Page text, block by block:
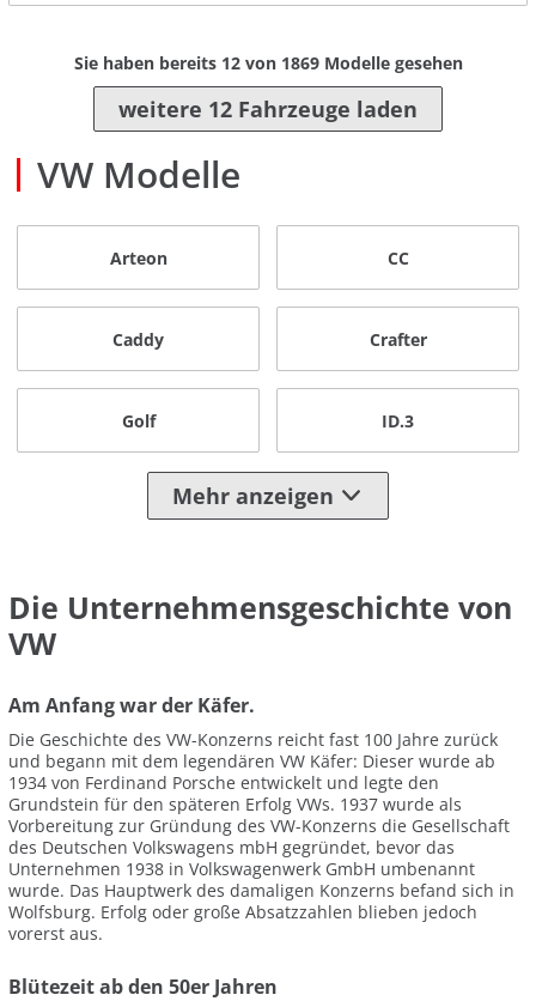
Sie haben bereits 12von 1869Modelle gesehen
weitere 12 Fahrzeuge laden
VW Modelle
Arteon CC
Caddy Crafter
Golf ID.3
Mehr anzeigen
Die Unternehmensgeschichte von
VW
Am Anfang war der Käfer.
Die Geschichte des VW-Konzerns reicht fast 100 Jahre zurück
und begann mit dem legendären VW Käfer: Dieser wurde ab
1934 von Ferdinand Porsche entwickelt und legte den
Grundstein für den späteren Erfolg VWs. 1937 wurde als
Vorbereitung zur Gründung des VW-Konzerns die Gesellschaft
des Deutschen Volkswagens mbH gegründet, bevor das
Unternehmen 1938 in Volkswagenwerk GmbH umbenannt
wurde. Das Hauptwerk des damaligen Konzerns befand sich in
Wolfsburg. Erfolg oder große Absatzzahlen blieben jedoch
vorerst aus.
Blütezeit ab den 50er Jahren